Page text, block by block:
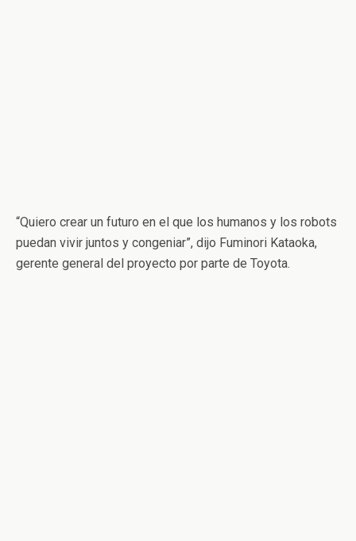
“Quiero crear un futuro en el que los humanos y los robots
puedan vivir juntos y congeniar”, dijo Fuminori Kataoka,
gerente general del proyecto por parte de Toyota.